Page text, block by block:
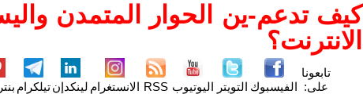
كيف تدعم-ين الحوار المتمدن
الانترنت؟
تابعونا
على: الفيسبوك التويتر اليوتيوب RSS الانستغرام لينكدإنتيلكرام